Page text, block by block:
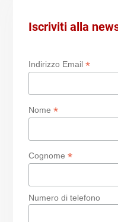
Iscriviti alla
Indirizzo Email *
Nome *
Cognome *
Numero di telefono